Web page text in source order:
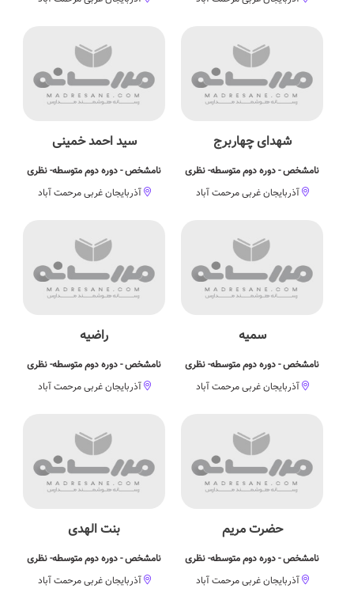
شهدای چهاربرج
نامشخص - دوره دوم متوسطه- نظری
آذربایجان غربی مرحمت آباد
سید احمد خمینی
نامشخص - دوره دوم متوسطه- نظری
آذربایجان غربی مرحمت آباد
سمیه
نامشخص - دوره دوم متوسطه- نظری
آذربایجان غربی مرحمت آباد
راضیه
نامشخص - دوره دوم متوسطه- نظری
آذربایجان غربی مرحمت آباد
حضرت مریم
نامشخص - دوره دوم متوسطه- نظری
آذربایجان غربی مرحمت آباد
بنت الهدی
نامشخص - دوره دوم متوسطه- نظری
آذربایجان غربی مرحمت آباد